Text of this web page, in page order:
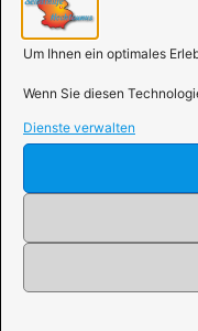
Um Ihnen ein optimales
Wenn Sie diesen
Dienste verwalten